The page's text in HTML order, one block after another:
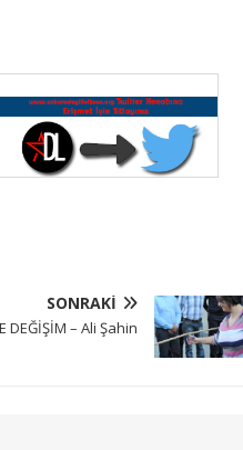
SONRAKI
DEĞİŞİM – Ali Şahin